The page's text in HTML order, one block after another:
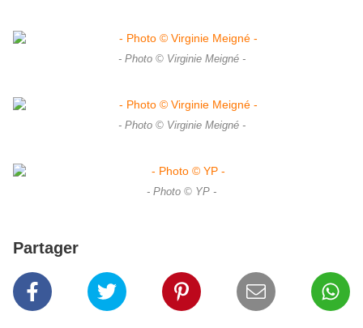
- Photo © Virginie Meigné -
- Photo © Virginie Meigné -
- Photo © YP -
Partager